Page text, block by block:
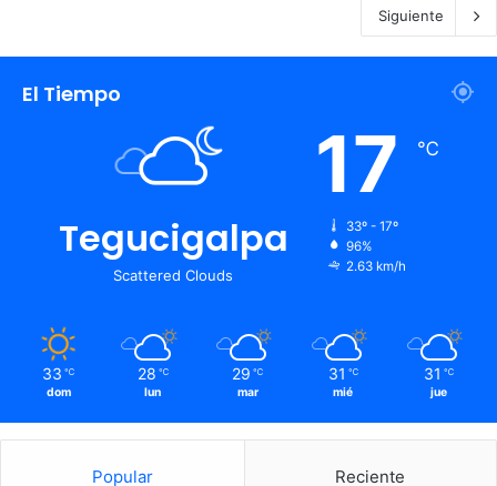
Siguiente
El Tiempo
Tegucigalpa
Scattered Clouds
17 ℃
33º - 17º
96%
2.63 km/h
33 ℃
dom
28 ℃
lun
29 ℃
mar
31 ℃
mié
31 ℃
jue
Popular Reciente